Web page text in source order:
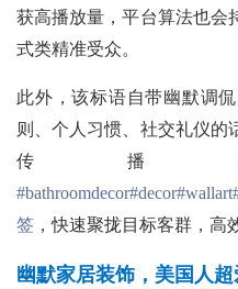
获高播放量，平台算法也会
式类精准受众。
此外，该标语自带幽默调
则、个人习惯、社交礼仪的
传播
#bathroomdecor#decor#wallart
签 ，快速聚拢目标客群，高
幽默家居装饰，美国人